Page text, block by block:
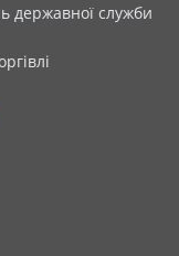
державної служби